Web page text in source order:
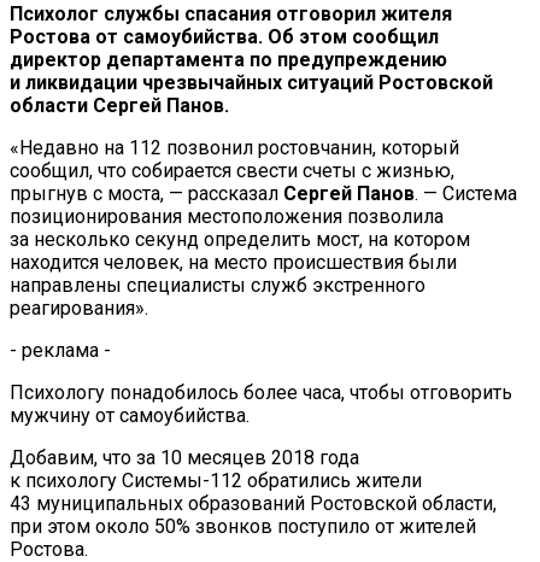
Психолог службы спасания отговорил жителя
Ростова от самоубийства. Об этом сообщил
директор департамента по предупреждению
и ликвидации чрезвычайных ситуаций Ростовской
области Сергей Панов.
«Недавно на 112 позвонил ростовчанин, который
сообщил, что собирается свести счеты с жизнью,
прыгнув с моста, — рассказал Сергей Панов. — Система
позиционирования местоположения позволила
за несколько секунд определить мост, на котором
находится человек, на место происшествия были
направлены специалисты служб экстренного
реагирования».
- реклама -
Психологу понадобилось более часа, чтобы отговорить
мужчину от самоубийства.
Добавим, что за 10 месяцев 2018 года
к психологу Системы-112 обратились жители
43 муниципальных образований Ростовской области,
при этом около 50% звонков поступило от жителей
Ростова.